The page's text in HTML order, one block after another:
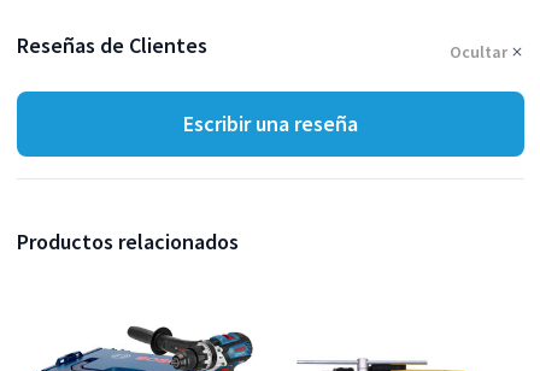
Reseñas de Clientes Ocultar
Escribir una reseña
Productos relacionados